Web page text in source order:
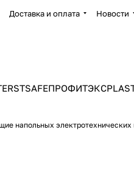
Доставка и оплата Новости
TSAFEПРОФИТЭКС
напольных